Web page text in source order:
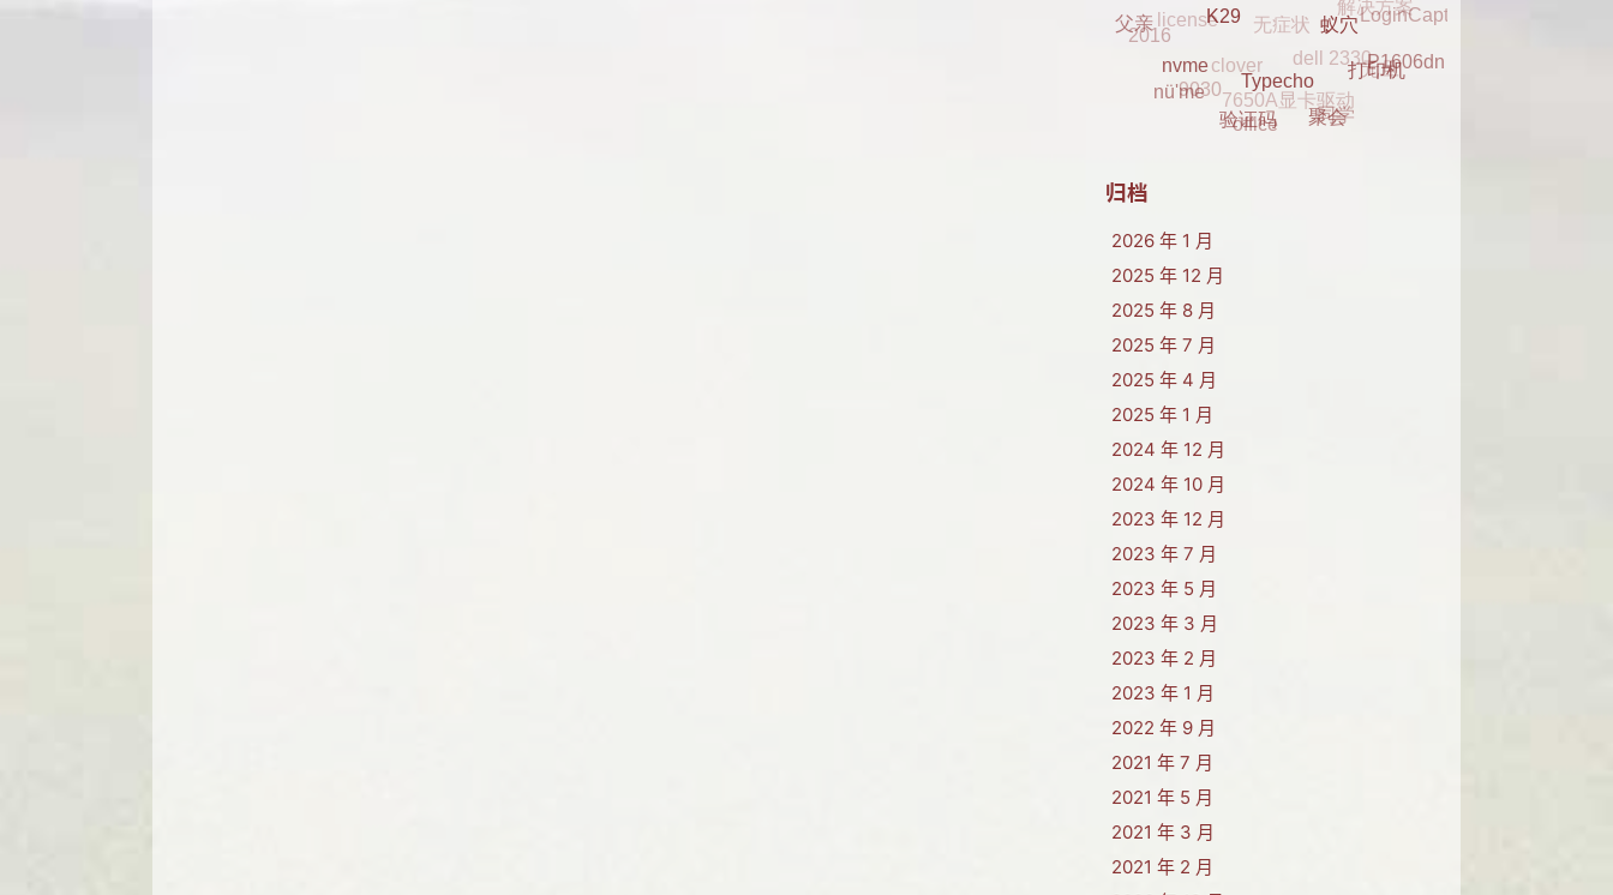
P1606dn
打印机
聚会
同学
Merry Christmas
蚁穴
Typecho
验证码
office
7650A显卡驱动
dell 2330
蓝牙
K29
nvme
nü'me
9030
2017
父亲
2016
归档
2026 年 1 月
2025 年 12 月
2025 年 8 月
2025 年 7 月
2025 年 4 月
2025 年 1 月
2024 年 12 月
2024 年 10 月
2023 年 12 月
2023 年 7 月
2023 年 5 月
2023 年 3 月
2023 年 2 月
2023 年 1 月
2022 年 9 月
2021 年 7 月
2021 年 5 月
2021 年 3 月
2021 年 2 月